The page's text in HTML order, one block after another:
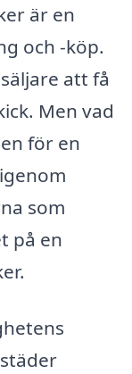
är en
och -köp.
att få
Men vad
för en
som
på en